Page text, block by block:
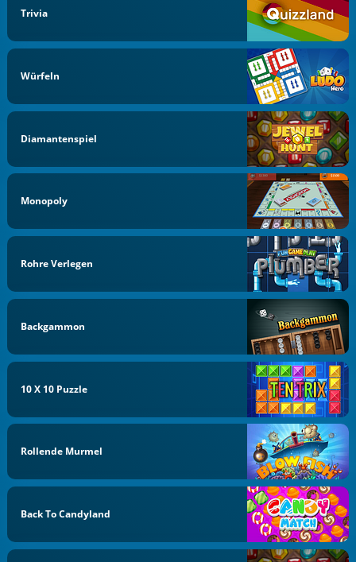
Trivia
Würfeln
Diamantenspiel
Monopoly
Rohre Verlegen
Backgammon
10 X 10 Puzzle
Rollende Murmel
Back To Candyland